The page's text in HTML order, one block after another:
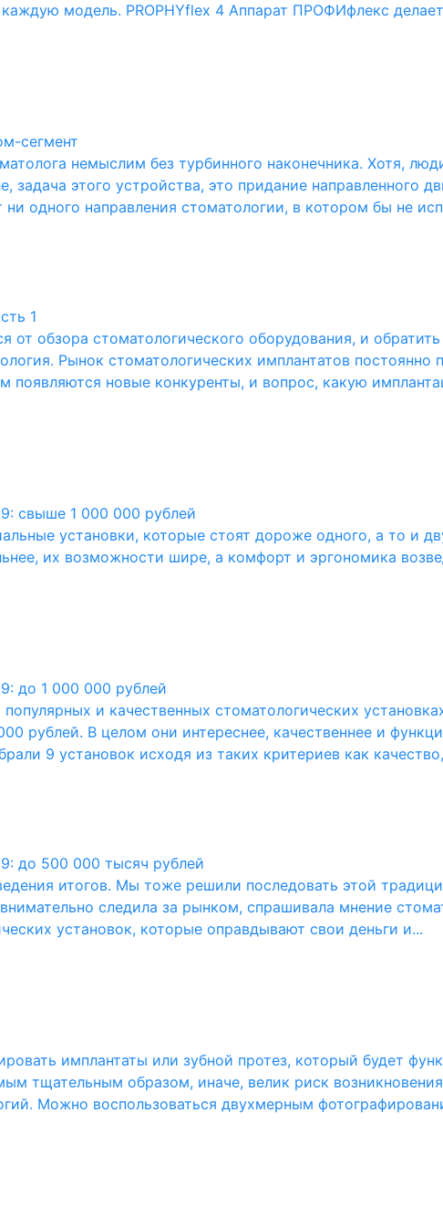
модель. PROPHYflex 4 Аппарат ПРОФИфлекс
сегмент
немыслим без турбинного наконечника. Хотя,
этого устройства, это придание направленного
одного направления стоматологии, в котором бы не
1
от обзора стоматологического оборудования, и
Рынок стоматологических имплантатов
новые конкуренты, и вопрос, какую
свыше 1 000 000 рублей
установки, которые стоят дороже одного, а то и
их возможности шире, а комфорт и эргономика
до 1 000 000 рублей
и качественных стоматологических
рублей. В целом они интереснее, качественнее и
9 установок исходя из таких критериев как
до 500 000 тысяч рублей
итогов. Мы тоже решили последовать этой
следила за рынком, спрашивала мнение
установок, которые оправдывают свои деньги и...
имплантаты или зубной протез, который будет
тщательным образом, иначе, велик риск
Можно воспользоваться двухмерным